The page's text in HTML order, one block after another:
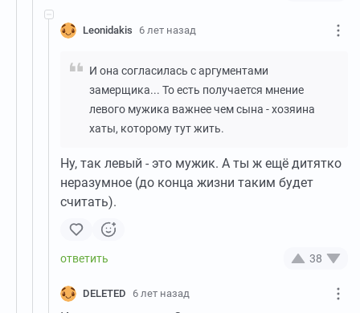
Leonidakis 6 лет назад
И она согласилась с аргументами
замерщика... То есть получается мнение
левого мужика важнее чем сына - хозяина
хаты, которому тут жить.
Ну, так левый - это мужик. А ты ж ещё дитятко
неразумное (до конца жизни таким будет
считать).
38
DELETED 6 лет назад